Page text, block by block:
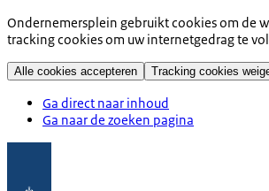
Ondernemersplein gebruikt cookies om de
tracking cookies om uw internetgedrag te
Alle cookies accepteren Tracking cookies
Ga direct naar inhoud
Ga naar de zoeken pagina